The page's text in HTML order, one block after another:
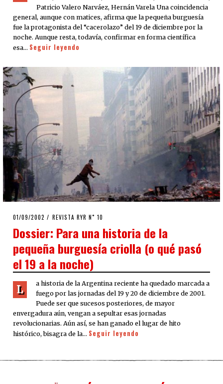
Patricio Valero Narváez, Hernán Varela Una coincidencia
general, aunque con matices, afirma que la pequeña burguesía
fue la protagonista del “cacerolazo” del 19 de diciembre por la
noche. Aunque resta, todavía, confirmar en forma científica
esa… Seguir leyendo
POSTED
01/09/2002 28/04/2020
REVISTA RYR N˚ 10
Dossier: Para una historia de la
pequeña burguesía criolla (o qué pasó
el 19 a la noche)
L
a historia de la Argentina reciente ha quedado marcada a
fuego por las jornadas del 19 y 20 de diciembre de 2001.
Puede ser que sucesos posteriores, de mayor
envergadura aún, vengan a sepultar esas jornadas
revolucionarias. Aún así, se han ganado el lugar de hito
histórico, bisagra de la… Seguir leyendo